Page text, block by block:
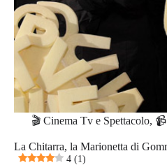
🎬 Cinema Tv e Spettacolo,
La Chitarra, la Marionetta di
4 (1)